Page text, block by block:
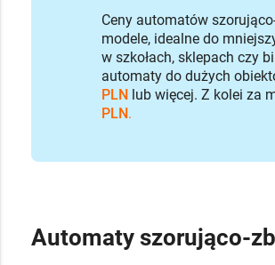
Ceny automatów
modele, idealne do
w szkołach, sklepach czy
automaty do dużych
PLN lub więcej. Z kolei za
PLN.
Automaty szorująco-